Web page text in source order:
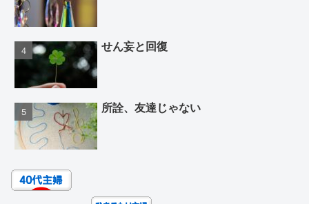
せん妄と回復
所詮、友達じゃない